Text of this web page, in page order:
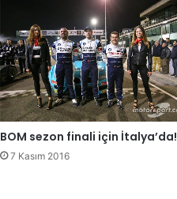
BOM sezon finali için İtalya’da!
7 Kasım 2016